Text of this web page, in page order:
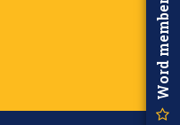
Word member